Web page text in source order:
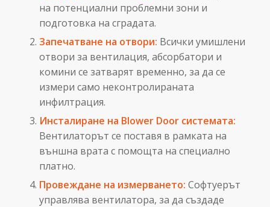
на потенциални проблемни зони и
подготовка на сградата.
Запечатване на отвори: Всички умишлени
отвори за вентилация, абсорбатори и
комини се затварят временно, за да се
измери само неконтролираната
инфилтрация.
Инсталиране на Blower Door системата:
Вентилаторът се поставя в рамката на
външна врата с помощта на специално
платно.
Провеждане на измерването: Софтуерът
управлява вентилатора, за да създаде